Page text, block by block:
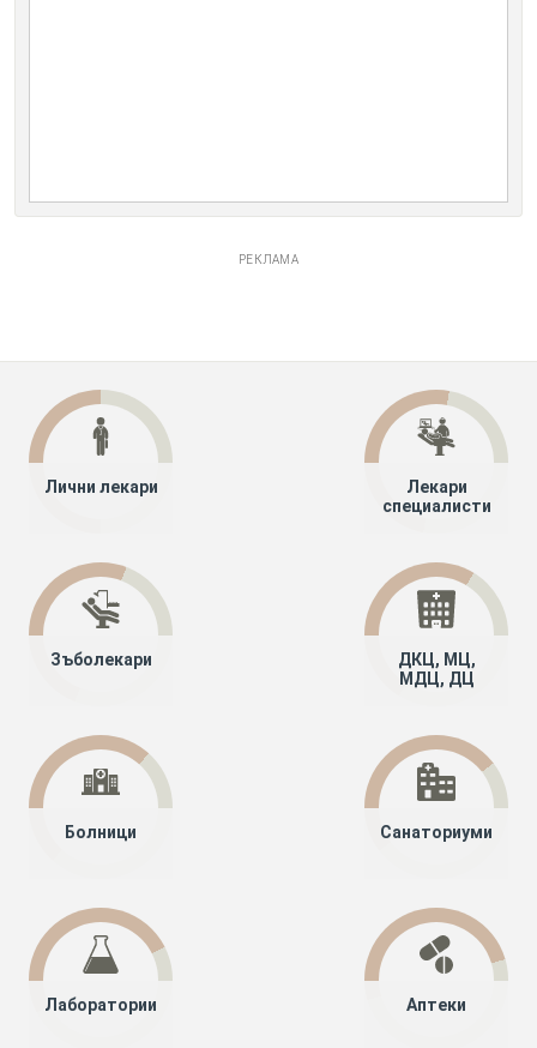
РЕКЛАМА
Лични лекари
Лекари
специалисти
Зъболекари
ДКЦ, МЦ,
МДЦ, ДЦ
Болници Санаториуми
Лаборатории Аптеки